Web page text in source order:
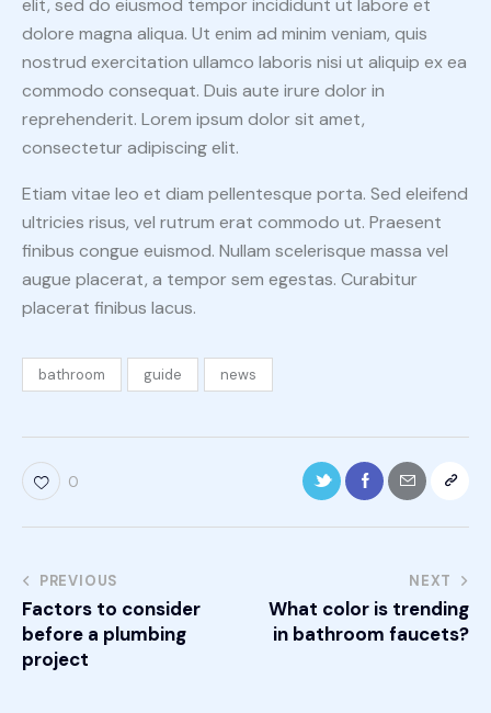
elit, sed do eiusmod tempor incididunt ut labore et
dolore magna aliqua. Ut enim ad minim veniam, quis
nostrud exercitation ullamco laboris nisi ut aliquip ex ea
commodo consequat. Duis aute irure dolor in
reprehenderit. Lorem ipsum dolor sit amet,
consectetur adipiscing elit.
Etiam vitae leo et diam pellentesque porta. Sed eleifend
ultricies risus, vel rutrum erat commodo ut. Praesent
finibus congue euismod. Nullam scelerisque massa vel
augue placerat, a tempor sem egestas. Curabitur
placerat finibus lacus.
bathroom guide news
0
PREVIOUS
Factors to consider
before a plumbing
project
NEXT
What color is trending
in bathroom faucets?